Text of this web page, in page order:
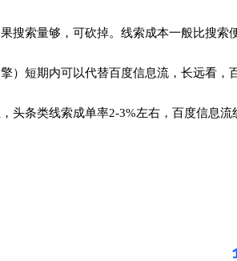
搜索量够，可砍掉。线索成本一般比搜
）短期内可以代替百度信息流，长远看，
头条类线索成单率2-3%左右，百度信息